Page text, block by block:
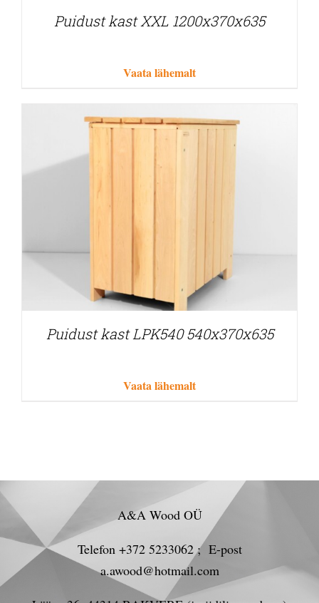
Puidust kast XXL 1200x370x635
Vaata lähemalt
Puidust kast LPK540 540x370x635
Vaata lähemalt
A&A Wood OÜ
Telefon +372 5233062 ; E-post
a.awood@hotmail.com